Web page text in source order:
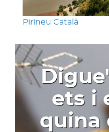
Pirineu Català
ets i
quina